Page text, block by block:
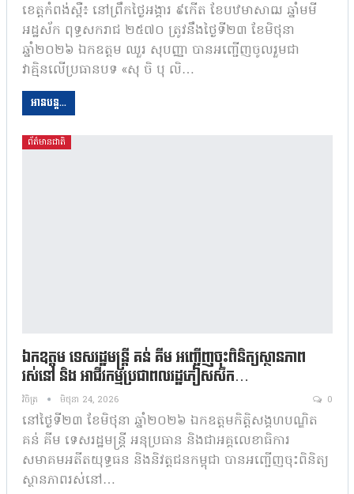
ខេត្តកំពង់ស្ពឺ៖ នៅព្រឹកថ្ងៃអង្គារ ៩កើត ខែបឋមាសាឍ ឆ្នាំមមី
អដ្ឋស័ក ពុទ្ធសករាជ ២៥៧០ ត្រូវនឹងថ្ងៃទី២៣ ខែមិថុនា
ឆ្នាំ២០២៦ ឯកឧត្តម ឈួរ សុបញ្ញា បានអញ្ជើញចូលរួមជា
វាគ្មិនលើប្រធានបទ «សុ ចិ បុ លិ…
អានបន្ត...
ព័ត៌មានជាតិ
ឯកឧត្តម ទេសរដ្ឋមន្រ្តី គន់ គីម អញ្ជើញចុះពិនិត្យស្ថានភាព
រស់នៅ និង អាជីវកម្មប្រជាពលរដ្ឋភៀសសឹក…
វិចិត្រ មិថុនា 24, 2026 0
នៅថ្ងៃទី២៣ ខែមិថុនា ឆ្នាំ២០២៦ ឯកឧត្តមកិត្តិសង្គហបណ្ឌិត
គន់ គីម ទេសរដ្ឋមន្រ្តី អនុប្រធាន និងជាអគ្គលេខាធិការ
សមាគមអតីតយុទ្ធធន និងនិវត្តជនកម្ពុជា បានអញ្ជើញចុះពិនិត្យ
ស្ថានភាពរស់នៅ…